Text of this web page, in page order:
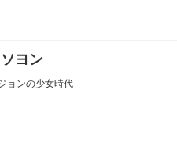
ヨン
ョンの少女時代